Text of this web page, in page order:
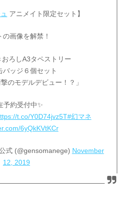
アニメイト限定セット】
の画像を解禁！
ろしA3タペストリー
ッジ６個セット
のモデルデビュー！？」
予約受付中✨
t.co/Y0D74jvz5T#幻マネ
6yQkKVtKCr
式 (@gensomanege) November
12, 2019